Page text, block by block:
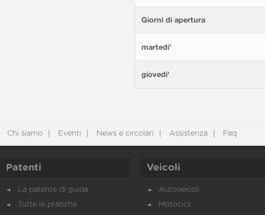
Giorni di apertura
martedi'
giovedi'
Chi siamo Eventi News e circolari Assistenza Faq
Patenti
La patente di guida
Tutte le pratiche
Veicoli
Autoveicoli
Motocicli